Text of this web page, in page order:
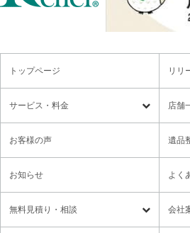
い。
トップページ リリ
サービス・料金
遺品整理 残
特殊清掃・孤独死 ゴ
各種セミナーのご案内 領
店舗
お客様の声 遺品
お知らせ よく
無料⾒積り・相談 会社